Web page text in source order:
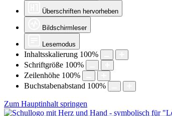
Überschriften hervorheben
Bildschirmleser
Lesemodus
Inhaltsskalierung 100%
Schriftgröße 100%
Zeilenhöhe 100%
Buchstabenabstand 100%
Zum Hauptinhalt springen